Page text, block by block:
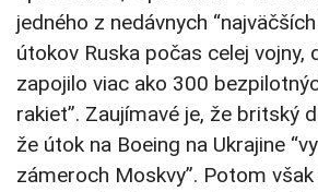
jedného z nedávnych
útokov Ruska počas celej vojny,
zapojilo viac ako 300
rakiet”. Zaujímavé je, že britský
že útok na Boeing na Ukrajine
zámeroch Moskvy”. Potom